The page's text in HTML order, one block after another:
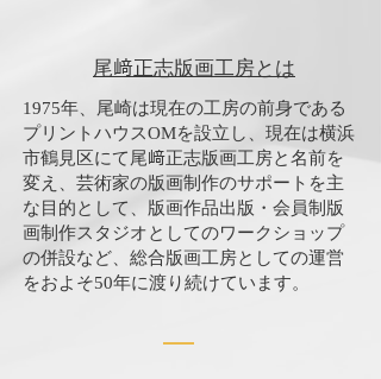
尾﨑正志版画工房とは
1975年、尾崎は現在の工房の前身である
プリントハウスOMを設立し、現在は横浜
市鶴見区にて尾﨑正志版画工房と名前を
変え、芸術家の版画制作のサポートを主
な目的として、版画作品出版・会員制版
画制作スタジオとしてのワークショップ
の併設など、総合版画工房としての運営
をおよそ50年に渡り続けています。